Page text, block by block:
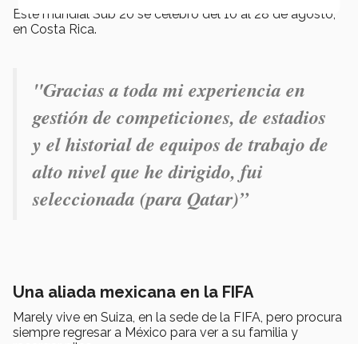
Este mundial Sub 20 se celebró del 10 al 28 de agosto,
en Costa Rica.
"Gracias a toda mi experiencia en
gestión de competiciones, de estadios
y el historial de equipos de trabajo de
alto nivel que he dirigido, fui
seleccionada (para Qatar)”
Una aliada mexicana en la FIFA
Marely vive en Suiza, en la sede de la FIFA, pero procura
siempre regresar a México para ver a su familia y